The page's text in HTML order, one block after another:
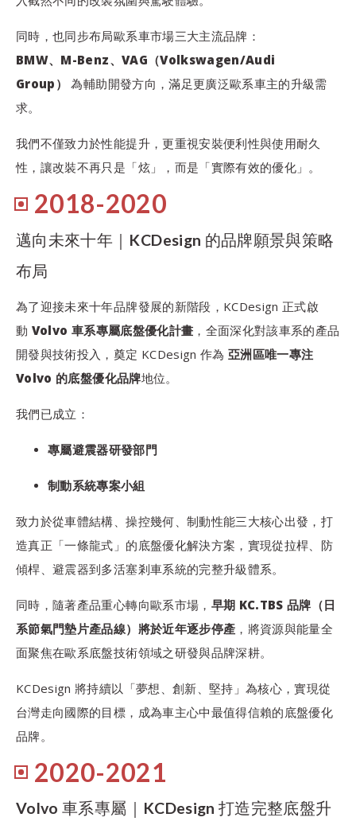
同時，也同步布局歐系車市場三大主流品牌：
BMW、M-Benz、VAG（Volkswagen/Audi
Group）
為輔助開發方向，滿足更廣泛歐系車主的升級需
求。
我們不僅致力於性能提升，更重視安裝便利性與使用耐久
性，讓改裝不再只是「炫」，而是「實際有效的優化」。
2018-2020
邁向未來十年｜KCDesign 的品牌願景與策略
布局
為了迎接未來十年品牌發展的新階段，KCDesign 正式啟
動 Volvo 車系專屬底盤優化計畫 ，全面深化對該車系的產品
開發與技術投入，奠定 KCDesign 作為亞洲區唯一專注
Volvo 的底盤優化品牌地位。
我們已成立：
專屬避震器研發部門
制動系統專案小組
致力於從車體結構、操控幾何、制動性能三大核心出發，打
造真正「一條龍式」的底盤優化解決方案，實現從拉桿、防
傾桿、避震器到多活塞剎車系統的完整升級體系。
同時，隨著產品重心轉向歐系市場， 早期 KC.TBS 品牌（日
系節氣門墊片產品線）將於近年逐步停產 ，將資源與能量全
面聚焦在歐系底盤技術領域之研發與品牌深耕。
KCDesign 將持續以「夢想、創新、堅持」為核心，實現從
台灣走向國際的目標，成為車主心中最值得信賴的底盤優化
品牌。
2020-2021
Volvo 車系專屬｜KCDesign 打造完整底盤升